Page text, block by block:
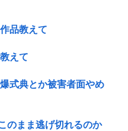
品教えて
えて
式典とか被害者面やめ
のまま逃げ切れるのか